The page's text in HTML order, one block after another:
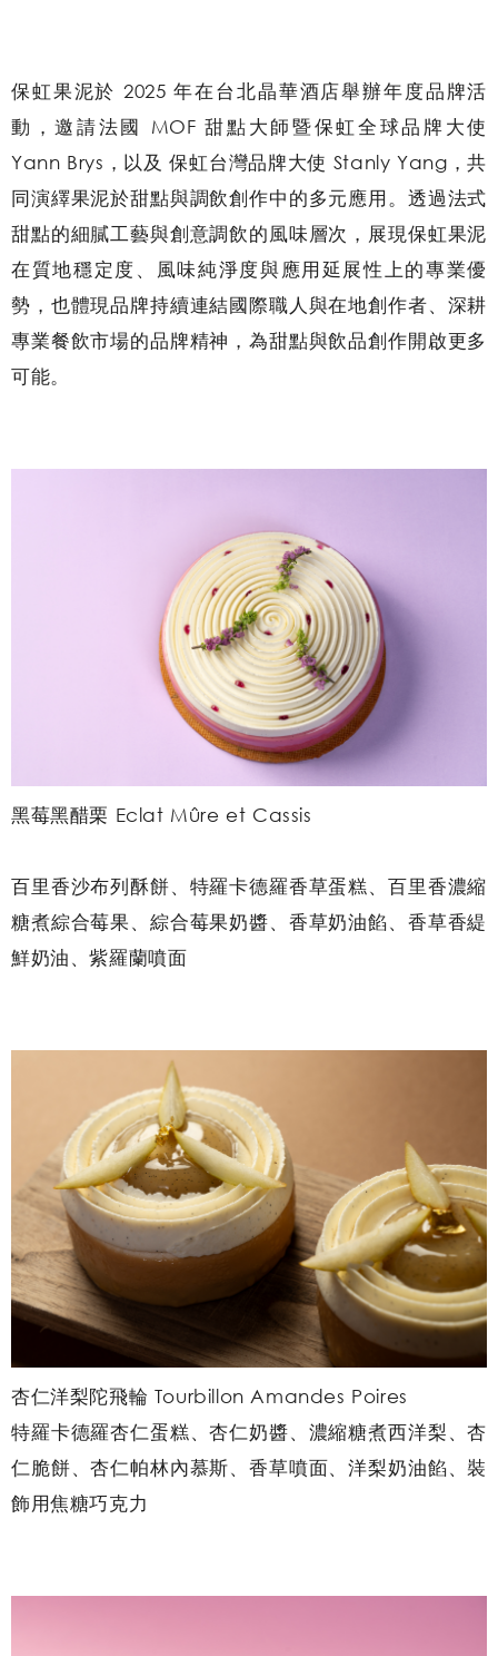
保虹果泥於 2025 年在台北晶華酒店舉辦年度品牌活
動，邀請法國 MOF 甜點大師暨保虹全球品牌大使
Yann Brys，以及 保虹台灣品牌大使 Stanly Yang，共
同演繹果泥於甜點與調飲創作中的多元應用。透過法式
甜點的細膩工藝與創意調飲的風味層次，展現保虹果泥
在質地穩定度、風味純淨度與應用延展性上的專業優
勢，也體現品牌持續連結國際職人與在地創作者、深耕
專業餐飲市場的品牌精神，為甜點與飲品創作開啟更多
可能。
黑莓黑醋栗 Eclat Mûre et Cassis
百里香沙布列酥餅、特羅卡德羅香草蛋糕、百里香濃縮
糖煮綜合莓果、綜合莓果奶醬、香草奶油餡、香草香緹
鮮奶油、紫羅蘭噴面
杏仁洋梨陀飛輪 Tourbillon Amandes Poires
特羅卡德羅杏仁蛋糕、杏仁奶醬、濃縮糖煮西洋梨、杏
仁脆餅、杏仁帕林內慕斯、香草噴面、洋梨奶油餡、裝
飾用焦糖巧克力